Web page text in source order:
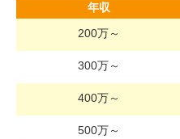
年収
200万～
300万～
400万～
500万～